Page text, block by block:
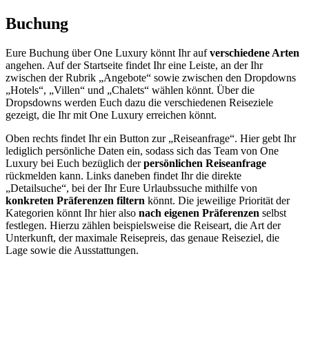
Buchung
Eure Buchung über One Luxury könnt Ihr aufverschiedene Arten
angehen. Auf der Startseite findet Ihr eine Leiste, an der Ihr
zwischen der Rubrik „Angebote“ sowie zwischen den Dropdowns
„Hotels“, „Villen“ und „Chalets“ wählen könnt. Über die
Dropsdowns werden Euch dazu die verschiedenen Reiseziele
gezeigt, die Ihr mit One Luxury erreichen könnt.
Oben rechts findet Ihr ein Button zur „Reiseanfrage“. Hier gebt Ihr
lediglich persönliche Daten ein, sodass sich das Team von One
Luxury bei Euch bezüglich derpersönlichen Reiseanfrage
rückmelden kann. Links daneben findet Ihr die direkte
„Detailsuche“, bei der Ihr Eure Urlaubssuche mithilfe von
konkreten Präferenzen filtern könnt. Die jeweilige Priorität der
Kategorien könnt Ihr hier also nach eigenen Präferenzen selbst
festlegen. Hierzu zählen beispielsweise die Reiseart, die Art der
Unterkunft, der maximale Reisepreis, das genaue Reiseziel, die
Lage sowie die Ausstattungen.